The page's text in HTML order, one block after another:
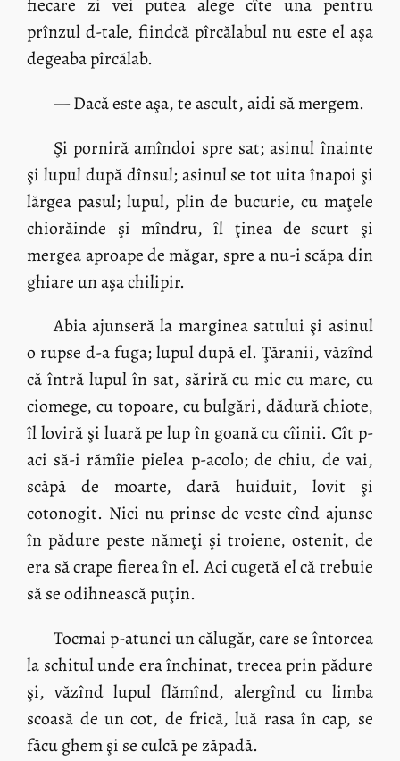
fiecare zi vei putea alege cîte una pentru
prînzul d-tale, fiindcă pîrcălabul nu este el aşa
degeaba pîrcălab.
— Dacă este aşa, te ascult, aidi să mergem.
Şi porniră amîndoi spre sat; asinul înainte
şi lupul după dînsul; asinul se tot uita înapoi şi
lărgea pasul; lupul, plin de bucurie, cu maţele
chiorăinde şi mîndru, îl ţinea de scurt şi
mergea aproape de măgar, spre a nu-i scăpa din
ghiare un aşa chilipir.
Abia ajunseră la marginea satului şi asinul
o rupse d-a fuga; lupul după el. Ţăranii, văzînd
că întră lupul în sat, săriră cu mic cu mare, cu
ciomege, cu topoare, cu bulgări, dădură chiote,
îl loviră şi luară pe lup în goană cu cîinii. Cît p-
aci să-i rămîie pielea p-acolo; de chiu, de vai,
scăpă de moarte, dară huiduit, lovit şi
cotonogit. Nici nu prinse de veste cînd ajunse
în pădure peste nămeţi şi troiene, ostenit, de
era să crape fierea în el. Aci cugetă el că trebuie
să se odihnească puţin.
Tocmai p-atunci un călugăr, care se întorcea
la schitul unde era închinat, trecea prin pădure
şi, văzînd lupul flămînd, alergînd cu limba
scoasă de un cot, de frică, luă rasa în cap, se
făcu ghem şi se culcă pe zăpadă.